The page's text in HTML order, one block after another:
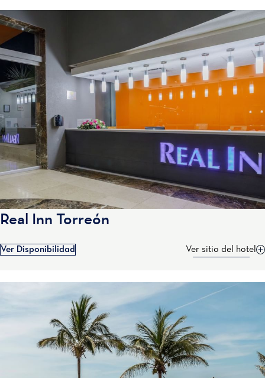
Real Inn Torreón
Ver Disponibilidad Ver sitio del hotel